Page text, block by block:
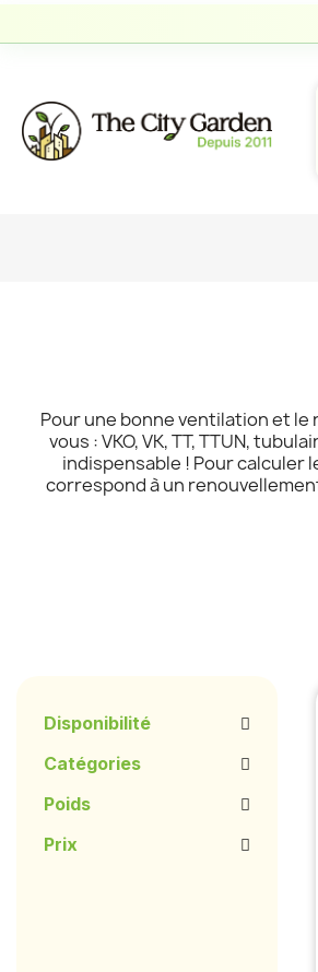
Pour une bonne ventilation et
vous : VKO, VK, TT, TTUN,
indispensable ! Pour calculer
correspond à un
Disponibilité
Catégories
Poids
Prix